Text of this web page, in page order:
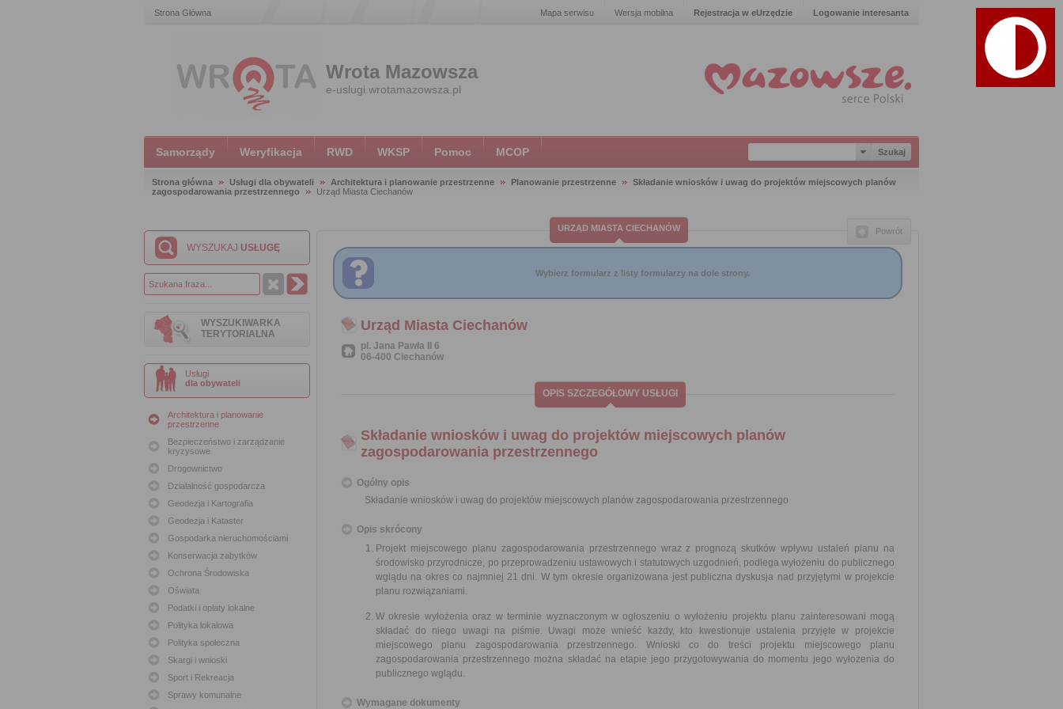
Strona Główna Mapa serwisu Wersja mobilna Rejestracja w eUrzędzie Logowanie interesanta
Wrota Mazowsza
e-uslugi.wrotamazowsza.pl
Samorządy Weryfikacja RWD WKSP Pomoc MCOP
Strona główna Usługi dla obywateli Architektura i planowanie przestrzenne Planowanie przestrzenne
Składanie wniosków i uwag do projektów miejscowych planów
zagospodarowania przestrzennego
Urząd Miasta Ciechanów
WYSZUKAJ USŁUGĘ
WYSZUKIWARKA
TERYTORIALNA
Usługi
dla obywateli
Architektura i planowanie
przestrzenne
Bezpieczeństwo i zarządzanie
kryzysowe
Drogownictwo
Działalność gospodarcza
Geodezja i Kartografia
Geodezja i Kataster
Gospodarka nieruchomościami
Konserwacja zabytków
Ochrona Środowiska
Oświata
Podatki i opłaty lokalne
Polityka lokalowa
Polityka społeczna
Skargi i wnioski
Sport i Rekreacja
Sprawy komunalne
URZĄD MIASTA CIECHANÓW Powrót
Wybierz formularz z listy formularzy na dole strony.
Urząd Miasta Ciechanów
pl. Jana Pawła II 6
06-400 Ciechanów
OPIS SZCZEGÓŁOWY USŁUGI
Składanie wniosków i uwag do projektów miejscowych planów
zagospodarowania przestrzennego
Ogólny opis
Składanie wniosków i uwag do projektów miejscowych planów zagospodarowania przestrzennego
Opis skrócony
Projekt miejscowego planu zagospodarowania przestrzennego wraz z prognozą skutków wpływu ustaleń planu na
środowisko przyrodnicze, po przeprowadzeniu ustawowych i statutowych uzgodnień, podlega wyłożeniu do publicznego
wglądu na okres co najmniej 21 dni. W tym okresie organizowana jest publiczna dyskusja nad przyjętymi w projekcie
planu rozwiązaniami.
W okresie wyłożenia oraz w terminie wyznaczonym w ogłoszeniu o wyłożeniu projektu planu zainteresowani mogą
składać do niego uwagi na piśmie. Uwagi może wnieść każdy, kto kwestionuje ustalenia przyjęte w projekcie
miejscowego planu zagospodarowania przestrzennego. Wnioski co do treści projektu miejscowego planu
zagospodarowania przestrzennego można składać na etapie jego przygotowywania do momentu jego wyłożenia do
publicznego wglądu.
Wymagane dokumenty